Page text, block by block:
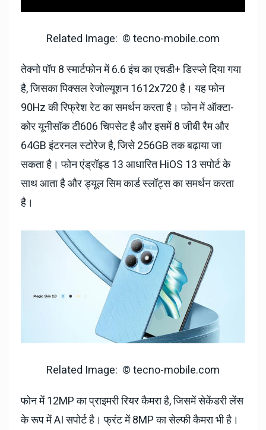
Related Image: © tecno-mobile.com
तेक्नो पॉप 8 स्मार्टफोन में 6.6 इंच का एचडी+ डिस्प्ले दिया गया
है, जिसका पिक्सल रेजोल्यूशन 1612x720 है। यह फोन
90Hz की रिफ्रेश रेट का समर्थन करता है। फोन में ऑक्टा-
कोर यूनीसॉक टी606 चिपसेट है और इसमें 8 जीबी रैम और
64GB इंटरनल स्टोरेज है, जिसे 256GB तक बढ़ाया जा
सकता है। फोन एंड्रॉइड 13 आधारित HiOS 13 सपोर्ट के
साथ आता है और ड्यूल सिम कार्ड स्लॉट्स का समर्थन करता
है।
Related Image: © tecno-mobile.com
फोन में 12MP का प्राइमरी रियर कैमरा है, जिसमें सेकेंडरी लेंस
के रूप में AI सपोर्ट है। फ्रंट में 8MP का सेल्फी कैमरा भी है।